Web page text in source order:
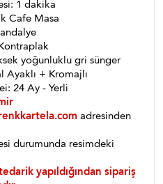
1 dakika
Cafe Masa
yoğunluklu gri sünger
Ayaklı + Kromajlı
24 Ay - Yerli
adresinden
durumunda resimdeki
yapıldığından sipariş